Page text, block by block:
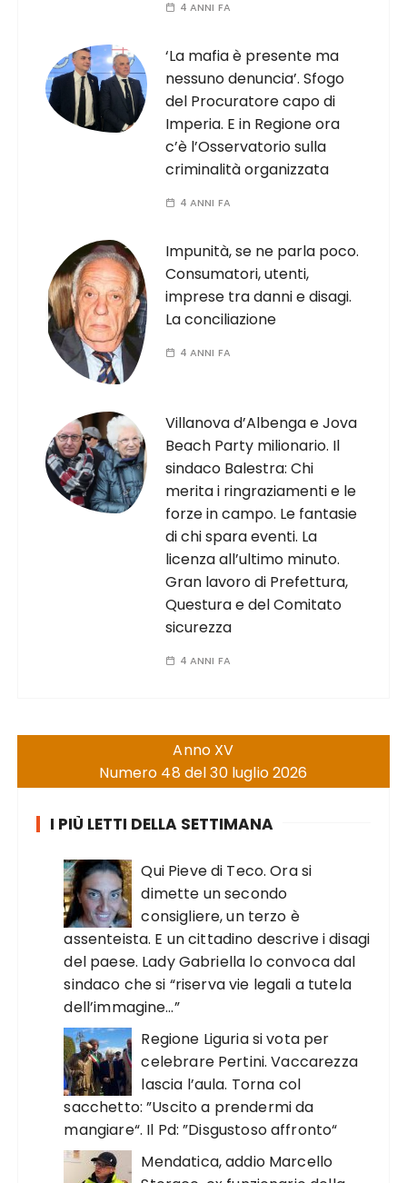
4 ANNI FA
‘La mafia è presente ma
nessuno denuncia’. Sfogo
del Procuratore capo di
Imperia. E in Regione ora
c’è l’Osservatorio sulla
criminalità organizzata
4 ANNI FA
Impunità, se ne parla poco.
Consumatori, utenti,
imprese tra danni e disagi.
La conciliazione
4 ANNI FA
Villanova d’Albenga e Jova
Beach Party milionario. Il
sindaco Balestra: Chi
merita i ringraziamenti e le
forze in campo. Le fantasie
di chi spara eventi. La
licenza all’ultimo minuto.
Gran lavoro di Prefettura,
Questura e del Comitato
sicurezza
4 ANNI FA
Anno XV
Numero 48 del 30 luglio 2026
I PIÙ LETTI DELLA SETTIMANA
Qui Pieve di Teco. Ora si
dimette un secondo
consigliere, un terzo è
assenteista. E un cittadino descrive i disagi
del paese. Lady Gabriella lo convoca dal
sindaco che si “riserva vie legali a tutela
dell’immagine…”
Regione Liguria si vota per
celebrare Pertini. Vaccarezza
lascia l’aula. Torna col
sacchetto: ”Uscito a prendermi da
mangiare“. Il Pd: ”Disgustoso affronto“
Mendatica, addio Marcello